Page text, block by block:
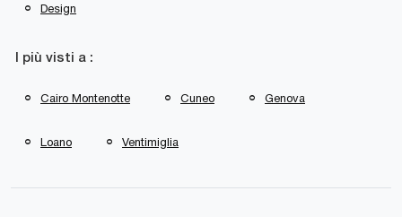
Design
I più visti a :
Cairo Montenotte Cuneo Genova
Loano Ventimiglia